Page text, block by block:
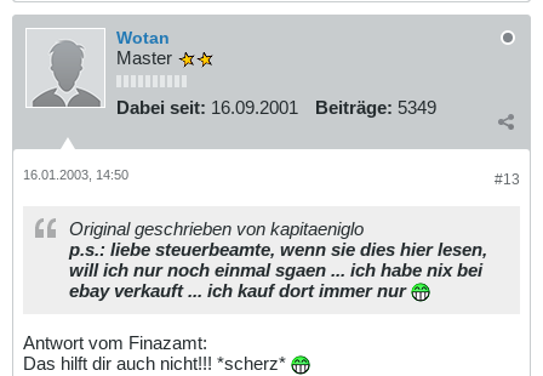
Wotan
Master
Dabei seit: 16.09.2001 Beiträge: 5349
#13
16.01.2003, 14:50
Original geschrieben von kapitaeniglo
p.s.: liebe steuerbeamte, wenn sie dies hier lesen,
will ich nur noch einmal sgaen ... ich habe nix bei
ebay verkauft ... ich kauf dort immer nur
Antwort vom Finazamt:
Das hilft dir auch nicht!!! *scherz*